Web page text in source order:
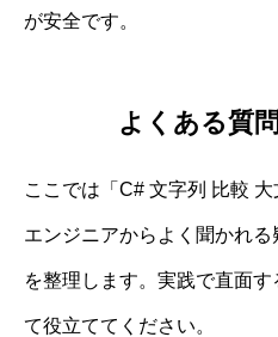
が安全です。
よくある質
ここでは「C# 文字列 比較
エンジニアからよく聞かれ
を整理します。実践で直面
て役立ててください。